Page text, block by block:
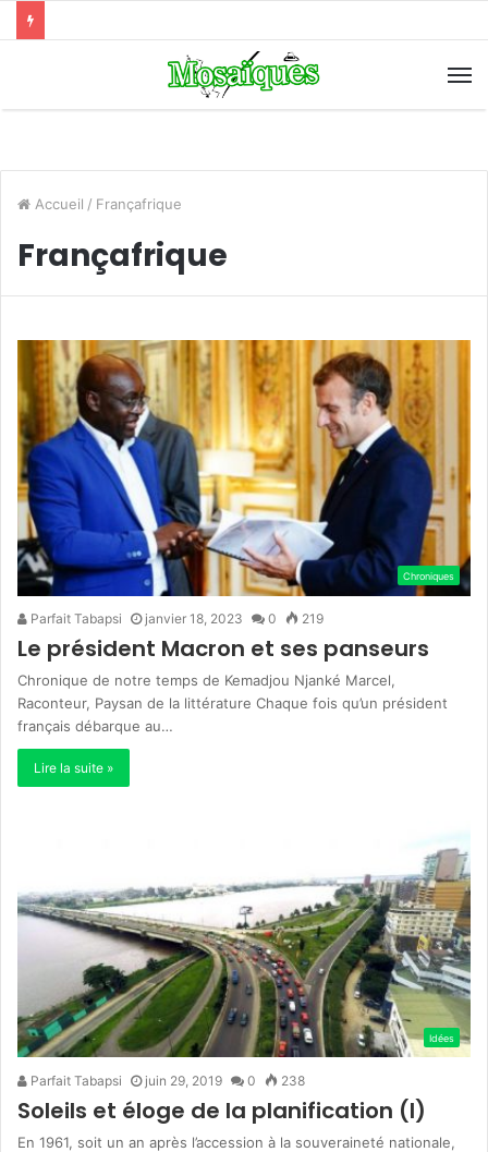
Accueil / Françafrique
Françafrique
Chroniques
Parfait Tabapsi janvier 18, 2023 0 219
Le président Macron et ses panseurs
Chronique de notre temps de Kemadjou Njanké Marcel,
Raconteur, Paysan de la littérature Chaque fois qu’un président
français débarque au…
Lire la suite »
Idées
Parfait Tabapsi juin 29, 2019 0 238
Soleils et éloge de la planification (I)
En 1961, soit un an après l’accession à la souveraineté nationale,